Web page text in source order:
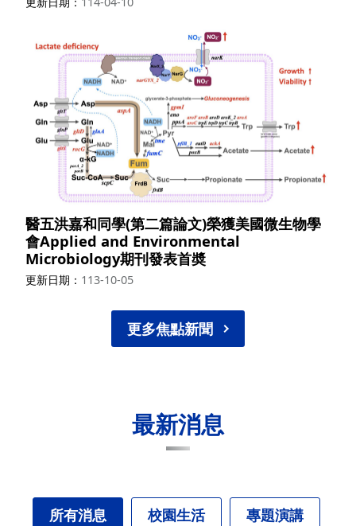
醫五洪嘉和同學(第二篇論文)榮獲美國微生物學
會Applied and Environmental
Microbiology期刊發表首奬
更新日期 113-10-05
更多焦點新聞
最新消息
所有消息 校園生活 專題演講